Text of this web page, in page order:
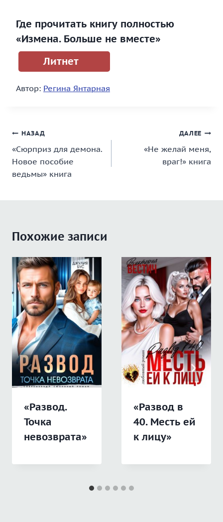
Где прочитать книгу полностью
«Измена. Больше не вместе»
Литнет
Автор: Регина Янтарная
Навигация
по
записям
НАЗАД
«Сюрприз для демона.
Новое пособие
ведьмы» книга
ДАЛЕЕ
«Не желай меня,
враг!» книга
Похожие записи
«Развод.
Точка
невозврата»
«Развод в
40. Месть ей
к лицу»